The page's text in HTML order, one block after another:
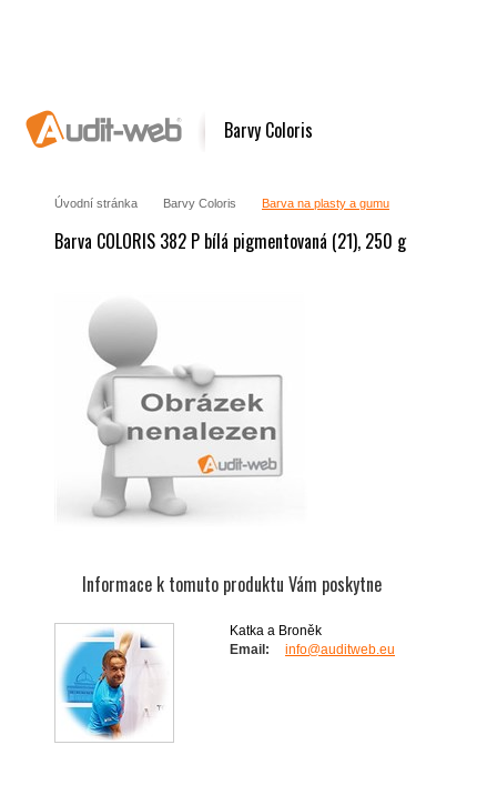
Barvy Coloris
Úvodní stránka Barvy Coloris Barva na plasty a gumu
Barva COLORIS 382 P bílá pigmentovaná (21), 250 g
Informace k tomuto produktu Vám poskytne
Katka a Broněk
info@auditweb.eu
Email: